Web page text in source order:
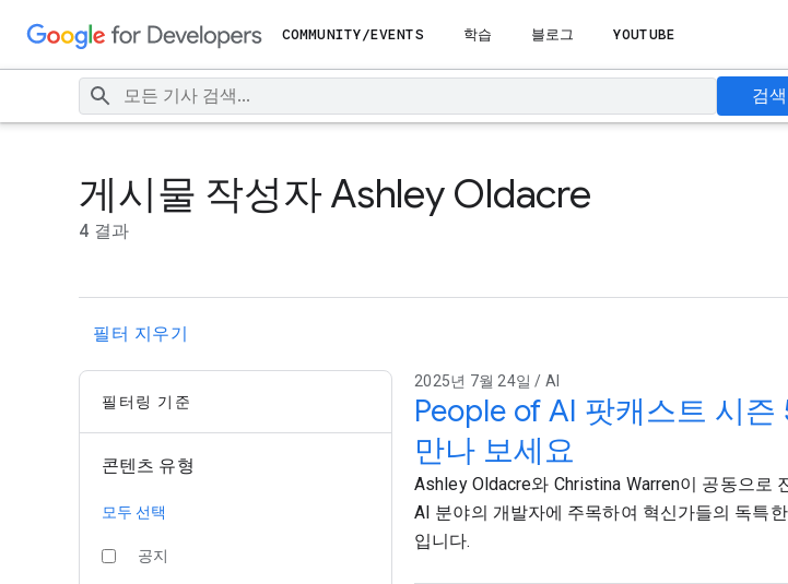
COMMUNITY/EVENTS 학습 블로그 YOUTUBE
검색
게시물 작성자 Ashley Oldacre
4 결과
필터 지우기
필터링 기준
콘텐츠 유형
모두 선택
공지
2025년 7월 24일 / AI
People of AI 팟캐스트 시
만나 보세요
Ashley Oldacre와 Christina Warren이 공동으
AI 분야의 개발자에 주목하여 혁신가들의 독특
입니다.